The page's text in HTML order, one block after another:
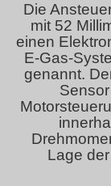
Die
mit 52
einen
E-Gas-
genannt.
Lage